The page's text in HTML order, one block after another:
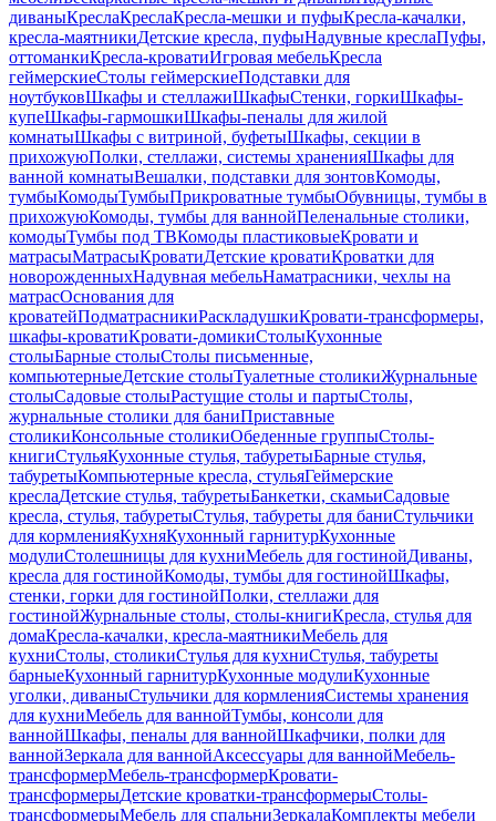
диваныКреслаКреслаКресла-мешки и пуфыКресла-качалки,
кресла-маятникиДетские кресла, пуфыНадувные креслаПуфы,
оттоманкиКресла-кроватиИгровая мебельКресла
геймерскиеСтолы геймерскиеПодставки для
ноутбуковШкафы и стеллажиШкафыСтенки, горкиШкафы-
купеШкафы-гармошкиШкафы-пеналы для жилой
комнатыШкафы с витриной, буфетыШкафы, секции в
прихожуюПолки, стеллажи, системы храненияШкафы для
ванной комнатыВешалки, подставки для зонтовКомоды,
тумбыКомодыТумбыПрикроватные тумбыОбувницы, тумбы в
прихожуюКомоды, тумбы для ваннойПеленальные столики,
комодыТумбы под ТВКомоды пластиковыеКровати и
матрасыМатрасыКроватиДетские кроватиКроватки для
новорожденныхНадувная мебельНаматрасники, чехлы на
матрасОснования для
кроватейПодматрасникиРаскладушкиКровати-трансформеры,
шкафы-кроватиКровати-домикиСтолыКухонные
столыБарные столыСтолы письменные,
компьютерныеДетские столыТуалетные столикиЖурнальные
столыСадовые столыРастущие столы и партыСтолы,
журнальные столики для баниПриставные
столикиКонсольные столикиОбеденные группыСтолы-
книгиСтульяКухонные стулья, табуретыБарные стулья,
табуретыКомпьютерные кресла, стульяГеймерские
креслаДетские стулья, табуретыБанкетки, скамьиСадовые
кресла, стулья, табуретыСтулья, табуреты для баниСтульчики
для кормленияКухняКухонный гарнитурКухонные
модулиСтолешницы для кухниМебель для гостинойДиваны,
кресла для гостинойКомоды, тумбы для гостинойШкафы,
стенки, горки для гостинойПолки, стеллажи для
гостинойЖурнальные столы, столы-книгиКресла, стулья для
домаКресла-качалки, кресла-маятникиМебель для
кухниСтолы, столикиСтулья для кухниСтулья, табуреты
барныеКухонный гарнитурКухонные модулиКухонные
уголки, диваныСтульчики для кормленияСистемы хранения
для кухниМебель для ваннойТумбы, консоли для
ваннойШкафы, пеналы для ваннойШкафчики, полки для
ваннойЗеркала для ваннойАксессуары для ваннойМебель-
трансформерМебель-трансформерКровати-
трансформерыДетские кроватки-трансформерыСтолы-
трансформерыМебель для спальниЗеркалаКомплекты мебели